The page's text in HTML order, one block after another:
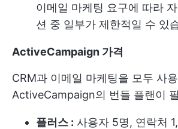
이메일 마케팅 요구에 따라
션 중 일부가 제한적일 수 있
ActiveCampaign 가격
CRM과 이메일 마케팅을 모두 사
ActiveCampaign의 번들 플랜이
플러스 : 사용자 5명, 연락처